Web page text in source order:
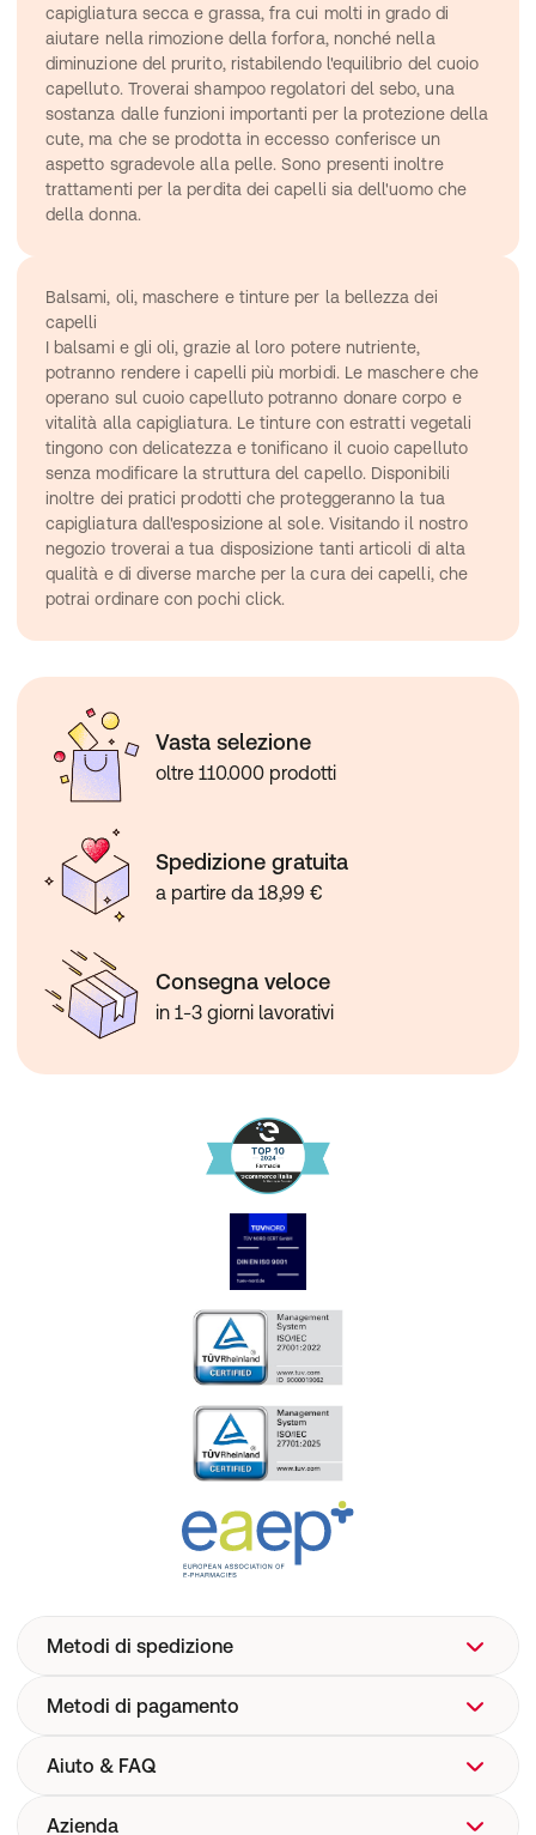
capigliatura secca e grassa, fra cui molti in grado di
aiutare nella rimozione della forfora, nonché nella
diminuzione del prurito, ristabilendo l'equilibrio del cuoio
capelluto. Troverai shampoo regolatori del sebo, una
sostanza dalle funzioni importanti per la protezione della
cute, ma che se prodotta in eccesso conferisce un
aspetto sgradevole alla pelle. Sono presenti inoltre
trattamenti per la perdita dei capelli sia dell'uomo che
della donna.
Balsami, oli, maschere e tinture per la bellezza dei
capelli
I balsami e gli oli, grazie al loro potere nutriente,
potranno rendere i capelli più morbidi. Le maschere che
operano sul cuoio capelluto potranno donare corpo e
vitalità alla capigliatura. Le tinture con estratti vegetali
tingono con delicatezza e tonificano il cuoio capelluto
senza modificare la struttura del capello. Disponibili
inoltre dei pratici prodotti che proteggeranno la tua
capigliatura dall'esposizione al sole. Visitando il nostro
negozio troverai a tua disposizione tanti articoli di alta
qualità e di diverse marche per la cura dei capelli, che
potrai ordinare con pochi click.
Vasta selezione
oltre 110.000 prodotti
Spedizione gratuita
a partire da 18,99 €
Consegna veloce
in 1-3 giorni lavorativi
Metodi di spedizione
Metodi di pagamento
Aiuto & FAQ
Aiuto
Azienda